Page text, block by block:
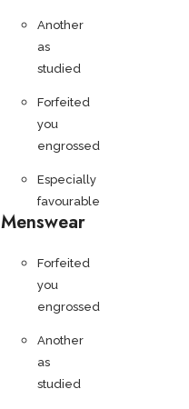
Another
as
studied
Forfeited
you
engrossed
Especially
favourable
Menswear
Forfeited
you
engrossed
Another
as
studied